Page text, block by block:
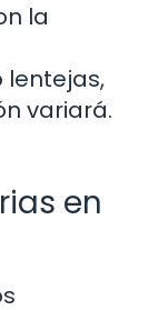
la
lentejas,
variará.
en